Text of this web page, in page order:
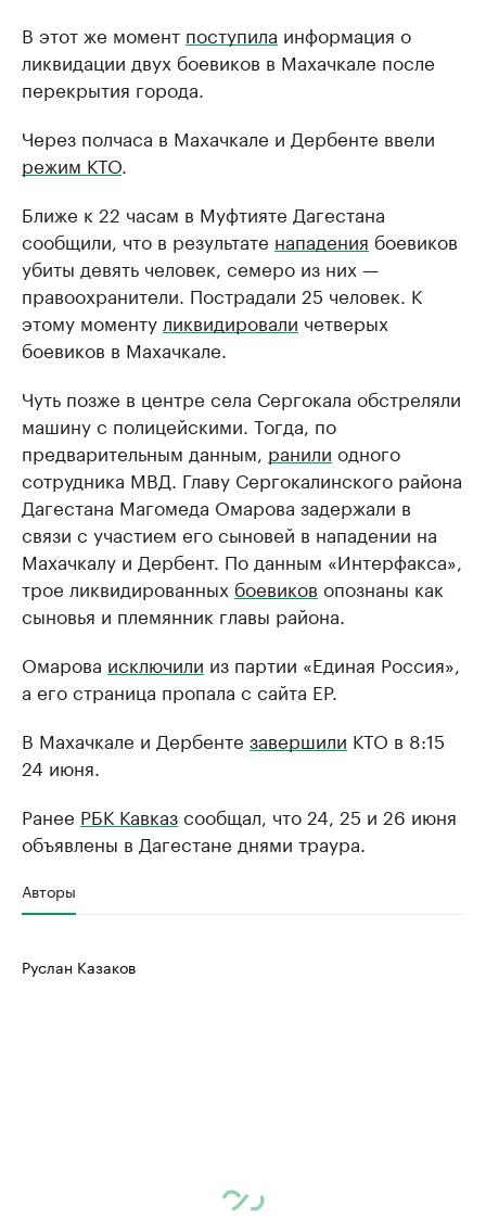
В этот же момент поступила информация о
ликвидации двух боевиков в Махачкале после
перекрытия города.
Через полчаса в Махачкале и Дербенте ввели
режим КТО
Ближе к 22 часам в Муфтияте Дагестана
сообщили, что в результате нападения боевиков
убиты девять человек, семеро из них —
правоохранители. Пострадали 25 человек. К
этому моменту ликвидировали четверых
боевиков в Махачкале.
Чуть позже в центре села Сергокала обстреляли
машину с полицейскими. Тогда, по
предварительным данным, ранили одного
сотрудника МВД. Главу Сергокалинского района
Дагестана Магомеда Омарова задержали в
связи с участием его сыновей в нападении на
Махачкалу и Дербент. По данным «Интерфакса»,
трое ликвидированных боевиков опознаны как
сыновья и племянник главы района.
Омарова исключили из партии «Единая Россия»,
а его страница пропала с сайта ЕР.
В Махачкале и Дербенте завершили КТО в 8:15
24 июня.
Ранее РБК Кавказсообщал, что 24, 25 и 26 июня
объявлены в Дагестане днями траура.
Авторы
Руслан Казаков